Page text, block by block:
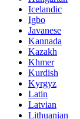
Icelandic
Igbo
Javanese
Kannada
Kazakh
Khmer
Kurdish
Kyrgyz
Latin
Latvian
Lithuanian